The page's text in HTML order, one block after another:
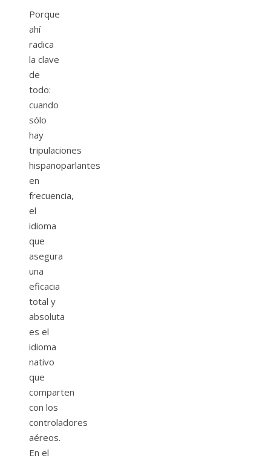
Porque
ahí
radica
la clave
de
todo:
cuando
sólo
hay
tripulaciones
hispanoparlantes
en
frecuencia,
el
idioma
que
asegura
una
eficacia
total y
absoluta
es el
idioma
nativo
que
comparten
con los
controladores
aéreos.
En el